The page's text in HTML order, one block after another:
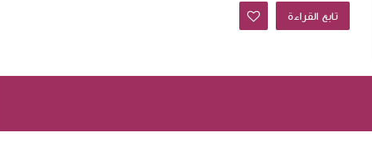
تابع القراءة